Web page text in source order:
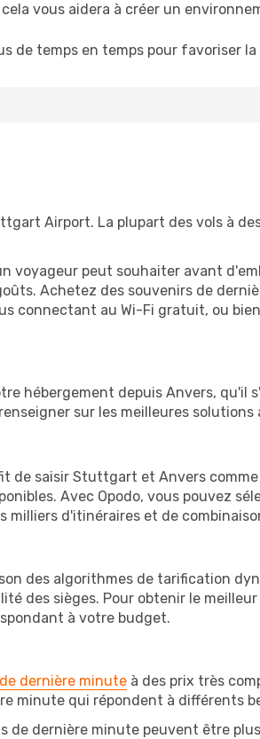
cela vous aidera à créer un
de temps en temps pour favoriser
Airport. La plupart des vols à
voyageur peut souhaiter avant
Achetez des souvenirs de
connectant au Wi-Fi gratuit, ou
hébergement depuis Anvers, qu'il
sur les meilleures
de saisir Stuttgart et Anvers
Avec Opodo, vous pouvez
d'itinéraires et de
des algorithmes de tarification
des sièges. Pour obtenir le
à votre budget.
dernière minute à des prix très
minute qui répondent à différents
dernière minute peuvent être